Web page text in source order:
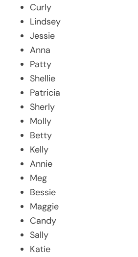
Curly
Lindsey
Jessie
Anna
Patty
Shellie
Patricia
Sherly
Molly
Betty
Kelly
Annie
Meg
Bessie
Maggie
Candy
Sally
Katie